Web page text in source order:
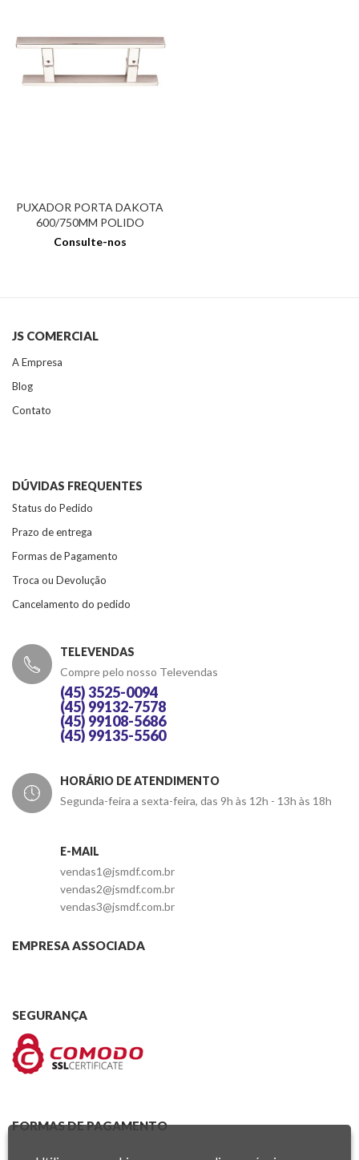
PUXADOR PORTA DAKOTA
600/750MM POLIDO
Consulte-nos
JS COMERCIAL
A Empresa
Blog
Contato
DÚVIDAS FREQUENTES
Status do Pedido
Prazo de entrega
Formas de Pagamento
Troca ou Devolução
Cancelamento do pedido
TELEVENDAS
Compre pelo nosso Televendas
(45) 3525-0094
(45) 99132-7578
(45) 99108-5686
(45) 99135-5560
HORÁRIO DE ATENDIMENTO
Segunda-feira a sexta-feira, das 9h às 12h - 13h às 18h
E-MAIL
vendas1@jsmdf.com.br
vendas2@jsmdf.com.br
vendas3@jsmdf.com.br
EMPRESA ASSOCIADA
SEGURANÇA
FORMAS DE PAGAMENTO